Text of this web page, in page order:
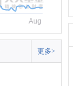
Aug
更多>